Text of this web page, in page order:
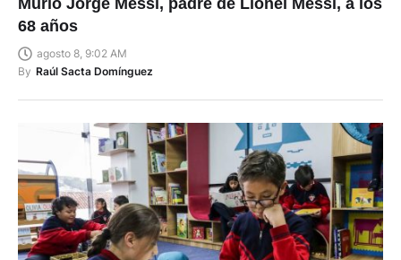
Murió Jorge Messi, padre de Lionel Messi, a los
68 años
agosto 8, 9:02 AM
By Raúl Sacta Domínguez